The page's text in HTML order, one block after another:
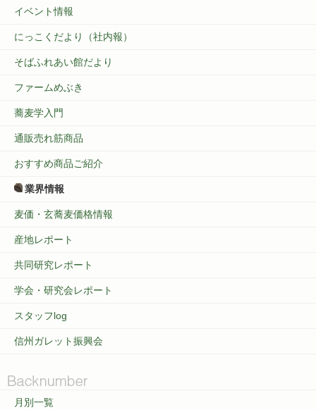
イベント情報
にっこくだより（社内報）
そばふれあい館だより
ファームめぶき
蕎麦学入門
通販売れ筋商品
おすすめ商品ご紹介
業界情報
麦価・玄蕎麦価格情報
産地レポート
共同研究レポート
学会・研究会レポート
スタッフlog
信州ガレット振興会
月別一覧